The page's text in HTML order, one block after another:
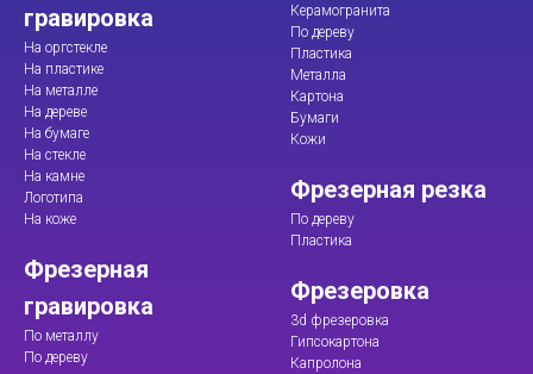
гравировка
На оргстекле
На пластике
На металле
На дереве
На бумаге
На стекле
На камне
Логотипа
На коже
Фрезерная
гравировка
По металлу
По дереву
Керамогранита
По дереву
Пластика
Металла
Картона
Бумаги
Кожи
Фрезерная резка
По дереву
Пластика
Фрезеровка
3d фрезеровка
Гипсокартона
Капролона